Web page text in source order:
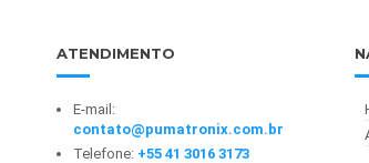
ATENDIMENTO
E-mail:
contato@pumatronix.com.br
Telefone: +55 41 3016 3173